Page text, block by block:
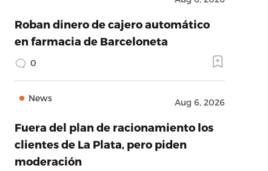
Roban dinero de cajero automático
en farmacia de Barceloneta
0
News Aug 6, 2026
Fuera del plan de racionamiento los
clientes de La Plata, pero piden
moderación